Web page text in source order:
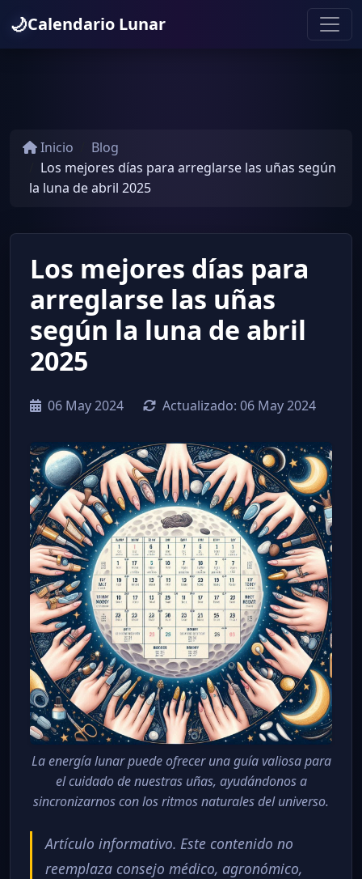
🌙Calendario Lunar
Inicio
Blog
Los mejores días para arreglarse las uñas según
la luna de abril 2025
Los mejores días para
arreglarse las uñas
según la luna de abril
2025
06 May 2024 Actualizado: 06 May 2024
La energía lunar puede ofrecer una guía valiosa para
el cuidado de nuestras uñas, ayudándonos a
sincronizarnos con los ritmos naturales del universo.
Artículo informativo. Este contenido no
reemplaza consejo médico, agronómico,